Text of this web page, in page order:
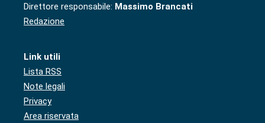
Direttore responsabile: Massimo Brancati
Redazione
Link utili
Lista RSS
Note legali
Privacy
Area riservata